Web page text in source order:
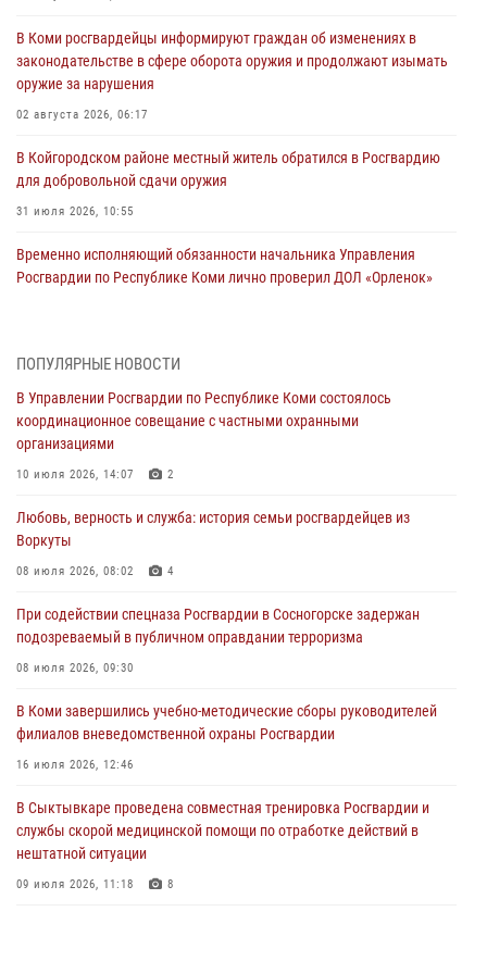
В Коми росгвардейцы информируют граждан об изменениях в
законодательстве в сфере оборота оружия и продолжают изымать
оружие за нарушения
02 августа 2026, 06:17
В Койгородском районе местный житель обратился в Росгвардию
для добровольной сдачи оружия
31 июля 2026, 10:55
Временно исполняющий обязанности начальника Управления
Росгвардии по Республике Коми лично проверил ДОЛ «Орленок»
В Санкт-Петербурге прошел окружной этап ежегодного
Всероссийского конкурса профессионального мастерства среди
сотрудников вневедомственной охраны Росгвардии
В Сыктывкаре росгвардейцы приняли участие в молебне в рамках
Дня Крещения Руси и Дня святого равноапостольного князя
28 июля 2026, 13:32 8
В Коми за неделю росгвардейцами выявлено более 10
деятельности
26 июля 2026, 06:48
военнослужащих по призыву в Центре подготовки личного состава
Росгвардии
25 июля 2026, 10:45
ПОПУЛЯРНЫЕ НОВОСТИ
В Управлении Росгвардии по Республике Коми состоялось
координационное совещание с частными охранными
организациями
10 июля 2026, 14:07 2
Любовь, верность и служба: история семьи росгвардейцев из
Воркуты
08 июля 2026, 08:02 4
При содействии спецназа Росгвардии в Сосногорске задержан
подозреваемый в публичном оправдании терроризма
08 июля 2026, 09:30
В Коми завершились учебно-методические сборы руководителей
филиалов вневедомственной охраны Росгвардии
16 июля 2026, 12:46
В Сыктывкаре проведена совместная тренировка Росгвардии и
службы скорой медицинской помощи по отработке действий в
нештатной ситуации
09 июля 2026, 11:18 8